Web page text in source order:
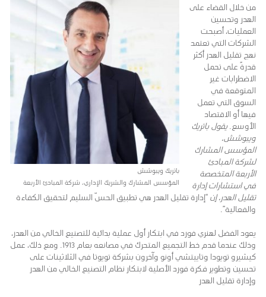
باتريك ويبوشش
المؤسس المشارك والشريك الإداري، شركة المبادئ الأربعة
من خلال القضاء على
الهدر وتحسين
العمليات، أصبحت
الشركات التي تعتمد
نهج تقليل الهدر أكثر
قدرةً على تحمل
الاضطرابات غير
المتوقعة في
السوق التي تعمل
فيها أو الاقتصاد
الأوسع.يقول باتريك
ويبوشش،
المؤسس المشارك
لشركة المبادئ
الأربعة المتخصصة
في استشارات إدارة
تقليل الهدر، إن “إدارة تقليل الهدر هي تطبيق الحسّ السليم لتحقيق الكفاءة
والفعالية”.
يعود الفضل لهنري فورد في ابتكار أول عملية بدائية للتصنيع الخالي من الهدر،
وذلك عندما قدم خط التجميع المتحرك في مصانعه بعام 1913. ومع ذلك، عمل
كيشيرو تويودا وتاييتشي أونو وآخرون بشركة تويوتا في الثلاثينات على
تحسين وتطوير فكرة فورد الأصلية لابتكار نظام التصنيع الخالي من الهدر
وإدارة تقليل الهدر